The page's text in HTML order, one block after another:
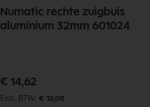
Numatic rechte zuigbuis
aluminium 32mm 601024
€ 14,62
€ 12,08